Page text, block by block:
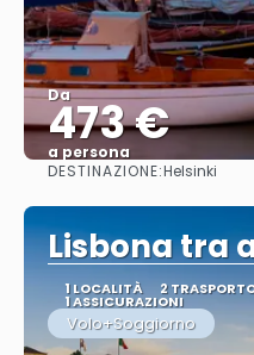
Da
473 €
a persona
DESTINAZIONE:Helsinki
Lisbona tra
1 LOCALITÀ 2
1 ASSICURAZIONI
Volo+Soggiorno